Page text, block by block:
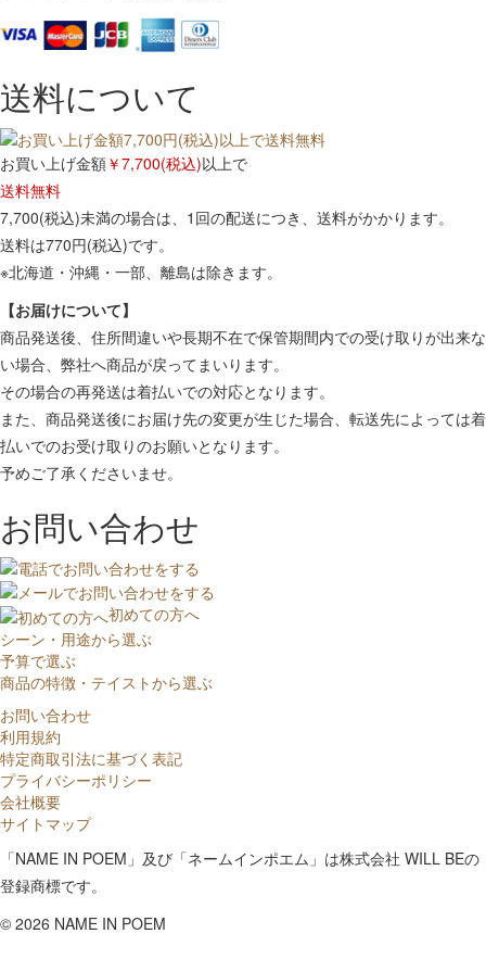
送料について
お買い上げ金額￥7,700(税込)以上で
送料無料
7,700(税込)未満の場合は、1回の配送につき、送料がかかります。
送料は770円(税込)です。
※北海道・沖縄・一部、離島は除きます。
【お届けについて】
商品発送後、住所間違いや長期不在で保管期間内での受け取りが出来な
い場合、弊社へ商品が戻ってまいります。
その場合の再発送は着払いでの対応となります。
また、商品発送後にお届け先の変更が生じた場合、転送先によっては着
払いでのお受け取りのお願いとなります。
予めご了承くださいませ。
お問い合わせ
初めての方へ
シーン・用途から選ぶ
予算で選ぶ
商品の特徴・テイストから選ぶ
お問い合わせ
利用規約
特定商取引法に基づく表記
プライバシーポリシー
会社概要
サイトマップ
「NAME IN POEM」及び「ネームインポエム」は株式会社 WILL BEの
登録商標です。
© 2026 NAME IN POEM